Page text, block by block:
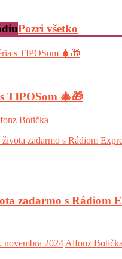
Pozri všetko
TIPOSom 🎄🎁
Botička
zadarmo s Rádiom
novembra 2024 Alfonz Botička